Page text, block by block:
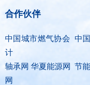
合作伙伴
中国城市燃气协会 中
计
轴承网 华夏能源网 节
网